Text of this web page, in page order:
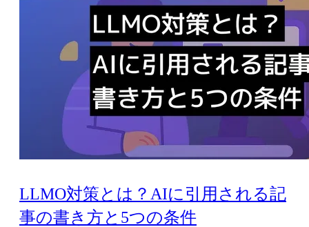
LLMO対策とは？AIに引用される記
事の書き方と5つの条件